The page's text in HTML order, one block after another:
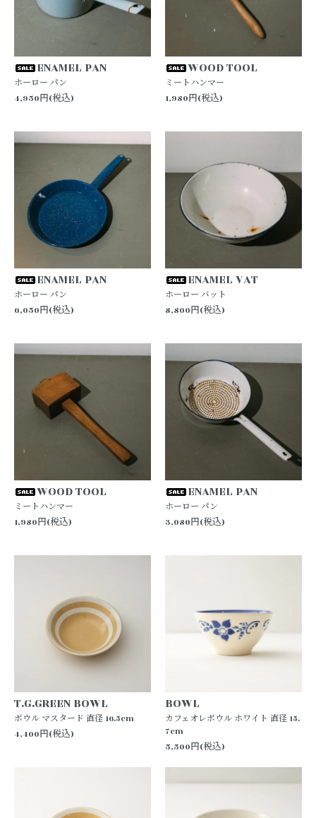
ENAMEL PAN
ホーロー パン
4,950円(税込)
WOOD TOOL
ミートハンマー
1,980円(税込)
ENAMEL PAN
ホーロー パン
6,050円(税込)
ENAMEL VAT
ホーロー バット
8,800円(税込)
WOOD TOOL
ミートハンマー
1,980円(税込)
ENAMEL PAN
ホーロー パン
3,080円(税込)
T.G.GREEN BOWL
ボウル マスタード 直径 16.5cm
4,400円(税込)
BOWL
カフェオレボウル ホワイト 直径 15.
7cm
5,500円(税込)